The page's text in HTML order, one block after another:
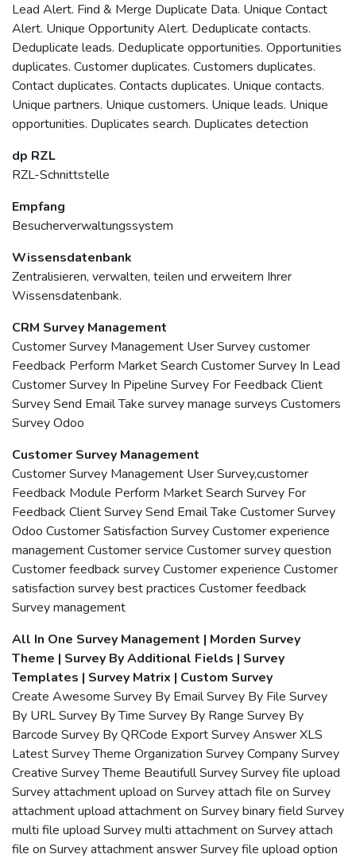
Lead Alert. Find & Merge Duplicate Data. Unique Contact
Alert. Unique Opportunity Alert. Deduplicate contacts.
Deduplicate leads. Deduplicate opportunities. Opportunities
duplicates. Customer duplicates. Customers duplicates.
Contact duplicates. Contacts duplicates. Unique contacts.
Unique partners. Unique customers. Unique leads. Unique
opportunities. Duplicates search. Duplicates detection
dp RZL
RZL-Schnittstelle
Empfang
Besucherverwaltungssystem
Wissensdatenbank
Zentralisieren, verwalten, teilen und erweitern Ihrer
Wissensdatenbank.
CRM Survey Management
Customer Survey Management User Survey customer
Feedback Perform Market Search Customer Survey In Lead
Customer Survey In Pipeline Survey For Feedback Client
Survey Send Email Take survey manage surveys Customers
Survey Odoo
Customer Survey Management
Customer Survey Management User Survey,customer
Feedback Module Perform Market Search Survey For
Feedback Client Survey Send Email Take Customer Survey
Odoo Customer Satisfaction Survey Customer experience
management Customer service Customer survey question
Customer feedback survey Customer experience Customer
satisfaction survey best practices Customer feedback
Survey management
All In One Survey Management | Morden Survey
Theme | Survey By Additional Fields | Survey
Templates | Survey Matrix | Custom Survey
Create Awesome Survey By Email Survey By File Survey
By URL Survey By Time Survey By Range Survey By
Barcode Survey By QRCode Export Survey Answer XLS
Latest Survey Theme Organization Survey Company Survey
Creative Survey Theme Beautifull Survey Survey file upload
Survey attachment upload on Survey attach file on Survey
attachment upload attachment on Survey binary field Survey
multi file upload Survey multi attachment on Survey attach
file on Survey attachment answer Survey file upload option